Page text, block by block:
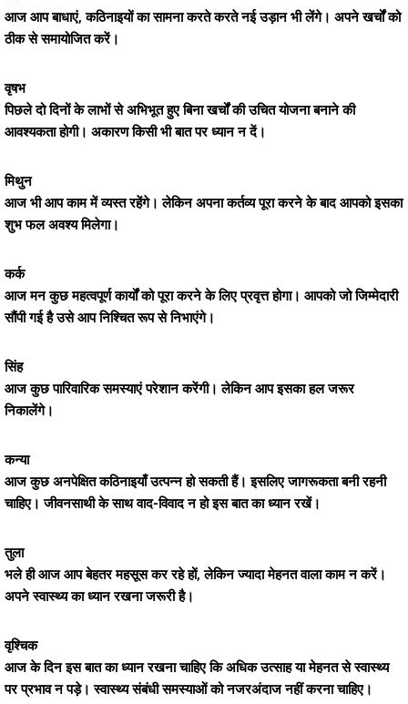
आज आप बाधाएं, कठिनाइयों का सामना करते करते नई उड़ान भी लेंगे। अपने खर्चों को
ठीक से समायोजित करें।
वृषभ
पिछले दो दिनों के लाभों से अभिभूत हुए बिना खर्चों की उचित योजना बनाने की
आवश्यकता होगी। अकारण किसी भी बात पर ध्यान न दें।
मिथुन
आज भी आप काम में व्यस्त रहेंगे। लेकिन अपना कर्तव्य पूरा करने के बाद आपको इसका
शुभ फल अवश्य मिलेगा।
कर्क
आज मन कुछ महत्वपूर्ण कार्यों को पूरा करने के लिए प्रवृत्त होगा। आपको जो जिम्मेदारी
सौंपी गई है उसे आप निश्चित रूप से निभाएंगे।
सिंह
आज कुछ पारिवारिक समस्याएं परेशान करेंगी। लेकिन आप इसका हल जरूर
निकालेंगे।
कन्या
आज कुछ अनपेक्षित कठिनाइयाँ उत्पन्न हो सकती हैं। इसलिए जागरूकता बनी रहनी
चाहिए। जीवनसाथी के साथ वाद-विवाद न हो इस बात का ध्यान रखें।
तुला
भले ही आज आप बेहतर महसूस कर रहे हों, लेकिन ज्यादा मेहनत वाला काम न करें।
अपने स्वास्थ्य का ध्यान रखना जरूरी है।
वृश्चिक
आज के दिन इस बात का ध्यान रखना चाहिए कि अधिक उत्साह या मेहनत से स्वास्थ्य
पर प्रभाव न पड़े। स्वास्थ्य संबंधी समस्याओं को नजरअंदाज नहीं करना चाहिए।